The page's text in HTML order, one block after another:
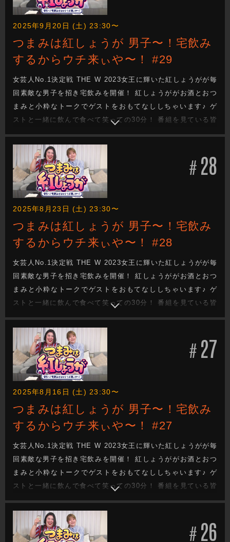
2025年9月20日 (土) 23:30〜
つまみは紅しょうが 男子〜！宅飲み
するからウチ来ぃや〜！ #29
女芸人No.1決定戦 THE W 2023女王に輝いた紅しょうがが毎
回素敵な男子を招き宅飲みを開催！ 紅しょうががお酒とおつ
まみと小粋なトークでゲストをおもてなししちゃいます♪ ゲ
ストと一緒に飲んで食べて笑っての30分！ 番組を見ている皆
さんも一緒に宅飲みしてるような気分になれる番組です！
# 28
2025年8月23日 (土) 23:30〜
つまみは紅しょうが 男子〜！宅飲み
するからウチ来ぃや〜！ #28
女芸人No.1決定戦 THE W 2023女王に輝いた紅しょうがが毎
回素敵な男子を招き宅飲みを開催！ 紅しょうががお酒とおつ
まみと小粋なトークでゲストをおもてなししちゃいます♪ ゲ
ストと一緒に飲んで食べて笑っての30分！ 番組を見ている皆
さんも一緒に宅飲みしてるような気分になれる番組です！
# 27
2025年8月16日 (土) 23:30〜
つまみは紅しょうが 男子〜！宅飲み
するからウチ来ぃや〜！ #27
女芸人No.1決定戦 THE W 2023女王に輝いた紅しょうがが毎
回素敵な男子を招き宅飲みを開催！ 紅しょうががお酒とおつ
まみと小粋なトークでゲストをおもてなししちゃいます♪ ゲ
ストと一緒に飲んで食べて笑っての30分！ 番組を見ている皆
さんも一緒に宅飲みしてるような気分になれる番組です！
# 26